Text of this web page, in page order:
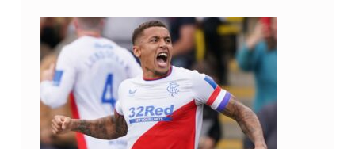
B
E
T
W
I